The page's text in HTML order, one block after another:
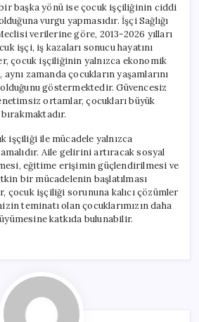
bir başka yönü ise çocuk işçiliğinin ciddi
vurgu yapmasıdır. İşçi Sağlığı
verilerine göre, 2013-2026 yılları
işçi, iş kazaları sonucu hayatını
çocuk işçiliğinin yalnızca ekonomik
aynı zamanda çocukların yaşamlarını
göstermektedir. Güvencesiz
ortamlar, çocukları büyük
işçiliği ile mücadele yalnızca
Aile gelirini artıracak sosyal
eğitime erişimin güçlendirilmesi ve
bir mücadelenin başlatılması
çocuk işçiliği sorununa kalıcı çözümler
teminatı olan çocuklarımızın daha
katkıda bulunabilir.